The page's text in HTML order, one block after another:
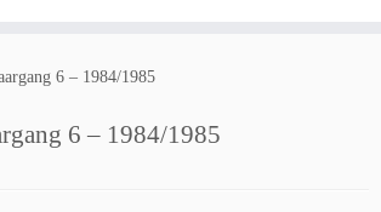
6 – 1984/1985
6 – 1984/1985